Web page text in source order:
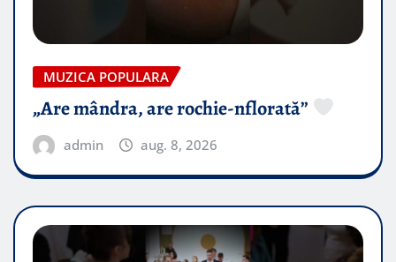
MUZICA POPULARA
„Are mândra, are rochie-nflorată”
admin aug. 8, 2026